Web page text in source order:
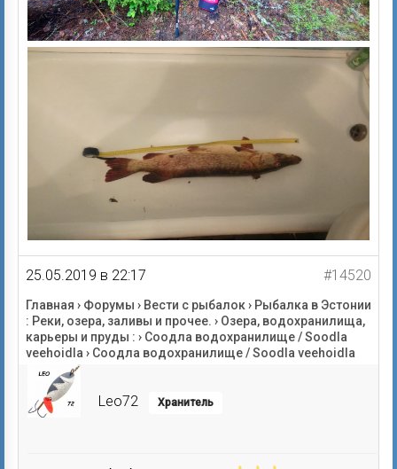
25.05.2019 в 22:17 #14520
Главная › Форумы › Вести с рыбалок› Рыбалка в Эстонии
: Реки, озера, заливы и прочее. › Озера, водохранилища,
карьеры и пруды : › Соодла водохранилище / Soodla
veehoidla › Соодла водохранилище / Soodla veehoidla
Leo72 Хранитель